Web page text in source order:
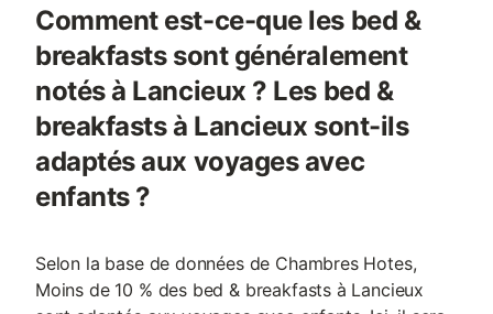
Comment est-ce-que les bed &
breakfasts sont généralement
notés à Lancieux ? Les bed &
breakfasts à Lancieux sont-ils
adaptés aux voyages avec
enfants ?
Selon la base de données de Chambres Hotes,
Moins de 10 % des bed & breakfasts à Lancieux